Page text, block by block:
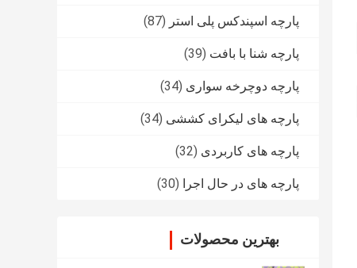
پارچه اسپندکس پلی استر (87)
پارچه شنا با بافت (39)
پارچه دوچرخه سواری (34)
پارچه های لیکرای کششی (34)
پارچه های کاربردی (32)
پارچه های در حال اجرا (30)
بهترین محصولات